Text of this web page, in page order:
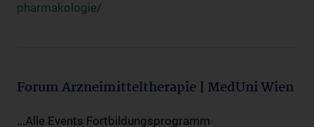
pharmakologie/
Forum Arzneimitteltherapie | MedUni Wien
...Alle Events Fortbildungsprogramm